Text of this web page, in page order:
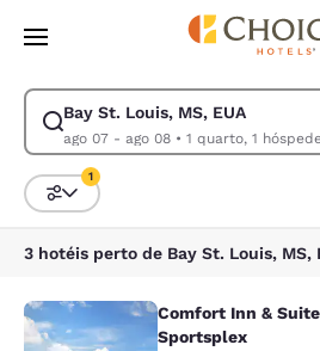
Pular Para Conteúdo Principal
Bay St. Louis, MS, EUA
ago 07 - ago 08• 1 quarto, 1
Modificar pesquisa para Bay St. Louis,
Classificar e filtrar
1
Comfort Inn &
Comfort Inn &
Sportsplex